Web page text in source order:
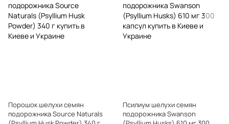
Порошок шелухи семян
подорожника Source Naturals
Псилиум шелухи семян
подорожника Swanson